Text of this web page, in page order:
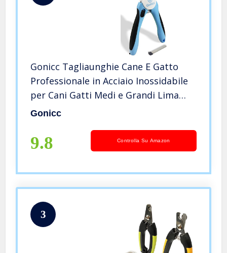
Gonicc Tagliaunghie Cane E Gatto
Professionale in Acciaio Inossidabile
per Cani Gatti Medi e Grandi Lima
Unghie, con protezione per evitare di
lima in omaggio
Gonicc
9.8 Controlla Su Amazon
3